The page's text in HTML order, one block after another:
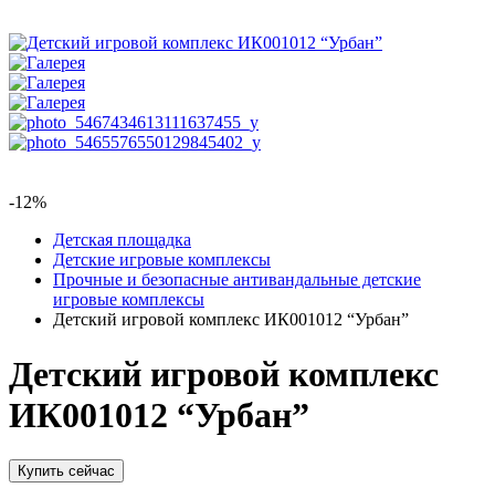
-12%
Детская площадка
Детские игровые комплексы
Прочные и безопасные антивандальные детские
игровые комплексы
Детский игровой комплекс ИК001012 “Урбан”
Детский игровой комплекс
ИК001012 “Урбан”
Купить сейчас